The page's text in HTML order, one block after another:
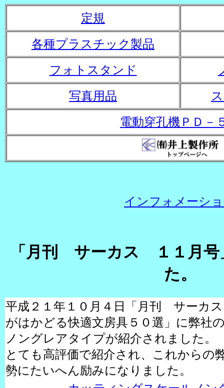
定規
各種プラスチック製品
フォトスタンド
写真用品
電動穿孔機ＰＤ－
インフォメーシ
「月刊 サーカス １１月号
た。
平成２１年１０月４日「月刊 サーカ
がはかどる快適文房具５０選」に弊社
ノングレアタイプが紹介されました。
とても高評価で紹介され、これからの
勢にたいへん励みになりました。